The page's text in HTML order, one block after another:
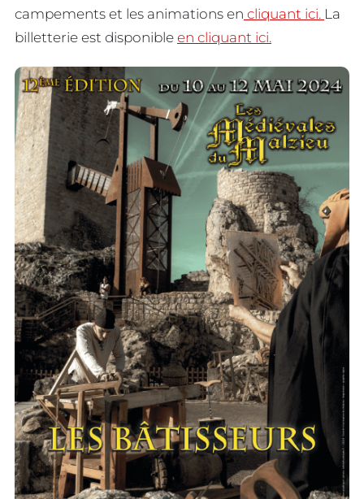
campements et les animations en cliquant ici. La
billetterie est disponible en cliquant ici.